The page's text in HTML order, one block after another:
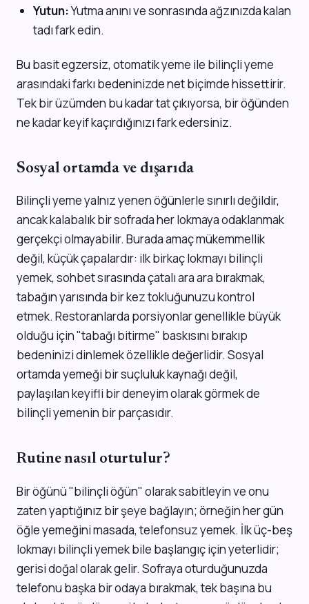
Yutun:Yutma anını ve sonrasında ağzınızda kalan
tadı fark edin.
Bu basit egzersiz, otomatik yeme ile bilinçli yeme
arasındaki farkı bedeninizde net biçimde hissettirir.
Tek bir üzümden bu kadar tat çıkıyorsa, bir öğünden
ne kadar keyif kaçırdığınızı fark edersiniz.
Sosyal ortamda ve dışarıda
Bilinçli yeme yalnız yenen öğünlerle sınırlı değildir,
ancak kalabalık bir sofrada her lokmaya odaklanmak
gerçekçi olmayabilir. Burada amaç mükemmellik
değil, küçük çapalardır: ilk birkaç lokmayı bilinçli
yemek, sohbet sırasında çatalı ara ara bırakmak,
tabağın yarısında bir kez tokluğunuzu kontrol
etmek. Restoranlarda porsiyonlar genellikle büyük
olduğu için "tabağı bitirme" baskısını bırakıp
bedeninizi dinlemek özellikle değerlidir. Sosyal
ortamda yemeği bir suçluluk kaynağı değil,
paylaşılan keyifli bir deneyim olarak görmek de
bilinçli yemenin bir parçasıdır.
Rutine nasıl oturtulur?
Bir öğünü "bilinçli öğün" olarak sabitleyin ve onu
zaten yaptığınız bir şeye bağlayın; örneğin her gün
öğle yemeğini masada, telefonsuz yemek. İlk üç-beş
lokmayı bilinçli yemek bile başlangıç için yeterlidir;
gerisi doğal olarak gelir. Sofraya oturduğunuzda
telefonu başka bir odaya bırakmak, tek başına bu